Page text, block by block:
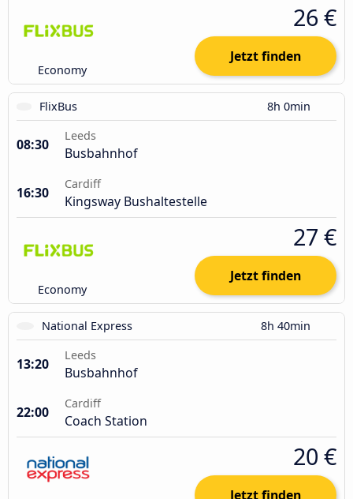
Economy
26 €
Jetzt finden
FlixBus 8h 0min
08:30
Leeds
Busbahnhof
16:30
Cardiff
Kingsway Bushaltestelle
Economy
27 €
Jetzt finden
National Express 8h 40min
13:20
Leeds
Busbahnhof
22:00
Cardiff
Coach Station
20 €
Jetzt finden